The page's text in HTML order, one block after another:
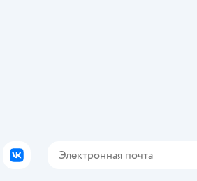
ВКонтакте